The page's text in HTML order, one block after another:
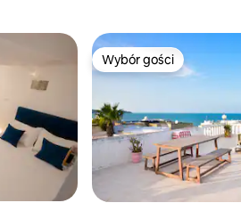
Wybór gości
Wybór gości